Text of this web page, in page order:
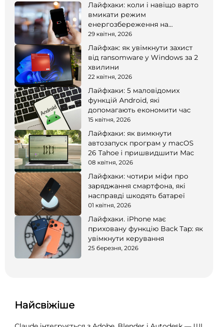
Лайфхаки: коли і навіщо варто
вмикати режим
енергозбереження на
смартфоні
29 квітня, 2026
Лайфхак: як увімкнути захист
від ransomware у Windows за 2
хвилини
22 квітня, 2026
Лайфхаки: 5 маловідомих
функцій Android, які
допомагають економити час
15 квітня, 2026
Лайфхаки: як вимкнути
автозапуск програм у macOS
26 Tahoe і пришвидшити Mac
08 квітня, 2026
Лайфхаки: чотири міфи про
заряджання смартфона, які
насправді шкодять батареї
01 квітня, 2026
Лайфхаки. iPhone має
приховану функцію Back Tap: як
увімкнути керування
25 березня, 2026
Найсвіжіше